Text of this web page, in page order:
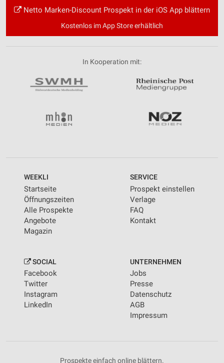
Netto Marken-Discount Prospekt in der iOS App blättern
Kostenlos im App Store erhältlich
In Kooperation mit:
WEEKLI
Startseite
Öffnungszeiten
Alle Prospekte
Angebote
Magazin
SERVICE
Prospekt einstellen
Verlage
FAQ
Kontakt
SOCIAL
Facebook
Twitter
Instagram
LinkedIn
UNTERNEHMEN
Jobs
Presse
Datenschutz
AGB
Impressum
Prospekte einfach online blättern.